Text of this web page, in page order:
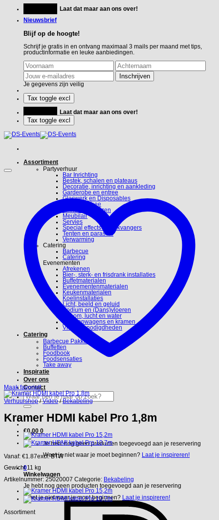
inhoud
Laat dat maar aan ons over!
Nieuwsbrief
Blijf op de hoogte!
Schrijf je gratis in en ontvang maximaal 3 mails per maand met tips,
productinformatie en leuke aanbiedingen.
Je gegevens zijn veilig
Laat dat maar aan ons over!
Assortiment
Partyverhuur
Bar Inrichting
Bestek, schalen en plateaus
Decoratie, inrichting en aankleding
Garderobe en entree
Glaswerk en Disposables
Koffie en Thee
Linnen en hoezen
Meubilair
Servies
Special effects en blikvangers
Tenten en parasols
Verwarming
Catering
Barbecue
Catering
Evenementen
Afrekenen
Bier-, sterk- en frisdrank installaties
Buffetmaterialen
Evenementenmaterialen
Keukenmaterialen
Koelinstallaties
Licht, beeld en geluid
Podium en (Dans)vloeren
Stroom, lucht en water
Verkoopwagens en kramen
Video benodigdheden
Catering
Barbecue Pakketten
Buffetten
Foodbook
Foodsensaties
Take away
Inspiratie
Over ons
Contact
Zoeken
naar:
€0.00 0
Je hebt nog geen producten toegevoegd aan je reservering
Weet je niet waar je moet beginnen?
Laat je inspireren!
0
Winkelwagen
Je hebt nog geen producten toegevoegd aan je reservering
Weet je niet waar je moet beginnen?
Laat je inspireren!
Maak favoriet!
Verhuurshop / Video / Bekabeling
Kramer HDMI kabel Pro 1,8m
Vanaf: €1.87excl. BTW
Gewicht 11 kg
Artikelnummer: 25020007 Categorie: Bekabeling
Assortiment